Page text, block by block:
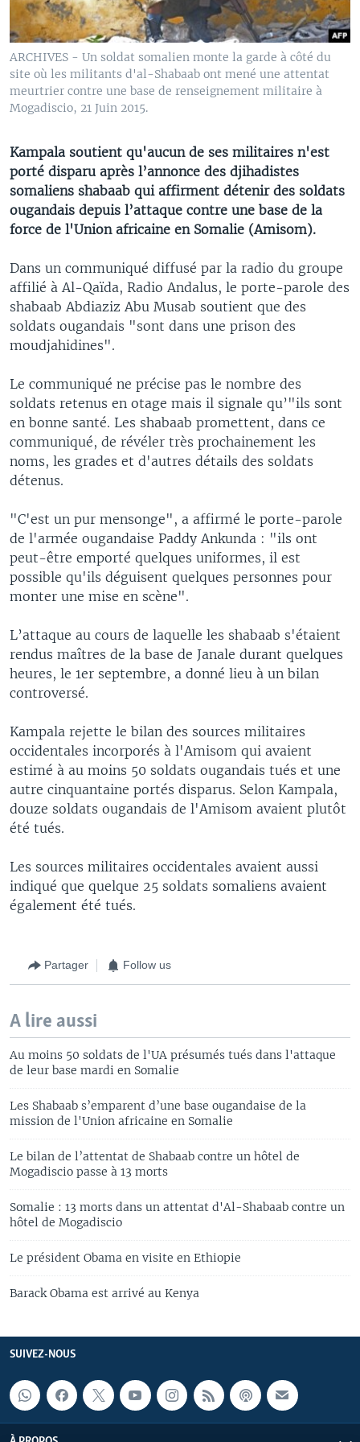
ARCHIVES - Un soldat somalien monte la garde à côté du
site où les militants d'al-Shabaab ont mené une attentat
meurtrier contre une base de renseignement militaire à
Mogadiscio, 21 Juin 2015.
Kampala soutient qu'aucun de ses militaires n'est
porté disparu après l’annonce des djihadistes
somaliens shabaab qui affirment détenir des soldats
ougandais depuis l’attaque contre une base de la
force de l'Union africaine en Somalie (Amisom).
Dans un communiqué diffusé par la radio du groupe
affilié à Al-Qaïda, Radio Andalus, le porte-parole des
shabaab Abdiaziz Abu Musab soutient que des
soldats ougandais "sont dans une prison des
moudjahidines".
Le communiqué ne précise pas le nombre des
soldats retenus en otage mais il signale qu’"ils sont
en bonne santé. Les shabaab promettent, dans ce
communiqué, de révéler très prochainement les
noms, les grades et d'autres détails des soldats
détenus.
"C'est un pur mensonge", a affirmé le porte-parole
de l'armée ougandaise Paddy Ankunda : "ils ont
peut-être emporté quelques uniformes, il est
possible qu'ils déguisent quelques personnes pour
monter une mise en scène".
L’attaque au cours de laquelle les shabaab s'étaient
rendus maîtres de la base de Janale durant quelques
heures, le 1er septembre, a donné lieu à un bilan
controversé.
Kampala rejette le bilan des sources militaires
occidentales incorporés à l'Amisom qui avaient
estimé à au moins 50 soldats ougandais tués et une
autre cinquantaine portés disparus. Selon Kampala,
douze soldats ougandais de l'Amisom avaient plutôt
été tués.
Les sources militaires occidentales avaient aussi
indiqué que quelque 25 soldats somaliens avaient
également été tués.
Partager Follow us
A lire aussi
Au moins 50 soldats de l'UA présumés tués dans l'attaque
de leur base mardi en Somalie
Les Shabaab s’emparent d’une base ougandaise de la
mission de l'Union africaine en Somalie
Le bilan de l’attentat de Shabaab contre un hôtel de
Mogadiscio passe à 13 morts
Somalie : 13 morts dans un attentat d'Al-Shabaab contre un
hôtel de Mogadiscio
Le président Obama en visite en Ethiopie
Barack Obama est arrivé au Kenya
SUIVEZ-NOUS